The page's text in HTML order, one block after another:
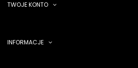
TWOJE KONTO
INFORMACJE